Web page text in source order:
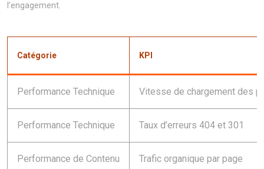
l’engagement.
Catégorie KPI
Performance Technique Vitesse de chargement des
Performance Technique Taux d’erreurs 404 et 301
Performance de Contenu Trafic organique par page